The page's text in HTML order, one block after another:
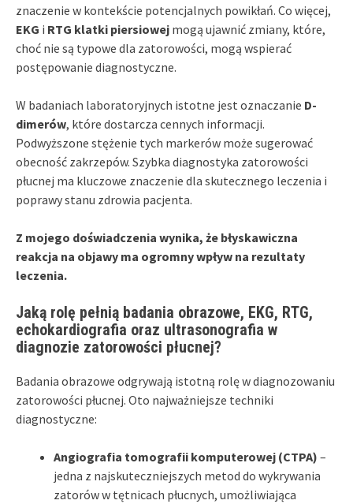
znaczenie w kontekście potencjalnych powikłań. Co więcej,
EKG i RTG klatki piersiowej mogą ujawnić zmiany, które,
choć nie są typowe dla zatorowości, mogą wspierać
postępowanie diagnostyczne.
W badaniach laboratoryjnych istotne jest oznaczanie D-
dimerów, które dostarcza cennych informacji.
Podwyższone stężenie tych markerów może sugerować
obecność zakrzepów. Szybka diagnostyka zatorowości
płucnej ma kluczowe znaczenie dla skutecznego leczenia i
poprawy stanu zdrowia pacjenta.
Z mojego doświadczenia wynika, że błyskawiczna
reakcja na objawy ma ogromny wpływ na rezultaty
leczenia.
Jaką rolę pełnią badania obrazowe, EKG, RTG,
echokardiografia oraz ultrasonografia w
diagnozie zatorowości płucnej?
Badania obrazowe odgrywają istotną rolę w diagnozowaniu
zatorowości płucnej. Oto najważniejsze techniki
diagnostyczne:
Angiografia tomografii komputerowej (CTPA) –
jedna z najskuteczniejszych metod do wykrywania
zatorów w tętnicach płucnych, umożliwiająca